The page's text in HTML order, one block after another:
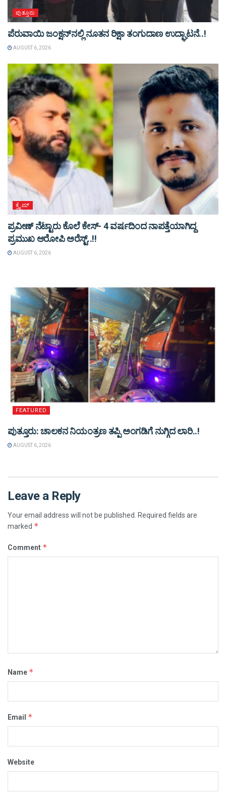
ಪುತ್ತೂರು
ಪೆರುವಾಯಿ ಜಂಕ್ಷನ್‌ನಲ್ಲಿ ನೂತನ ರಿಕ್ಷಾ ತಂಗುದಾಣ ಉದ್ಘಾಟನೆ..!
AUGUST 6, 2026
ಕ್ರೈಮ್
ಪ್ರವೀಣ್ ನೆಟ್ಟಾರು ಕೊಲೆ ಕೇಸ್‌- 4 ವರ್ಷದಿಂದ ನಾಪತ್ತೆಯಾಗಿದ್ದ
ಪ್ರಮುಖ ಆರೋಪಿ ಅರೆಸ್ಟ್‌..!!
AUGUST 6, 2026
FEATURED
ಪುತ್ತೂರು: ಚಾಲಕನ ನಿಯಂತ್ರಣ ತಪ್ಪಿ ಅಂಗಡಿಗೆ ನುಗ್ಗಿದ ಲಾರಿ..!
AUGUST 6, 2026
Leave a Reply
Your email address will not be published.
Required fields are
marked *
Comment *
Name *
Email *
Website